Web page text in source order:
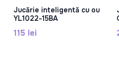
Jucărie inteligentă cu ou
YL1022-15BA
115 lei